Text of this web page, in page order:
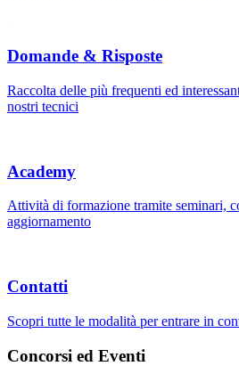
Domande & Risposte
Raccolta delle più frequenti ed
nostri tecnici
Academy
Attività di formazione tramite seminari,
aggiornamento
Contatti
Scopri tutte le modalità per entrare in
Concorsi ed Eventi